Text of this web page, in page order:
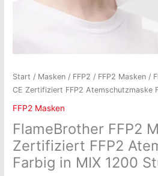
Start / Masken / FFP2 / FFP2 Masken /
CE Zertifiziert FFP2 Atemschutzmaske
FFP2 Masken
FlameBrother FFP2
Zertifiziert FFP2
Farbig in MIX 1200